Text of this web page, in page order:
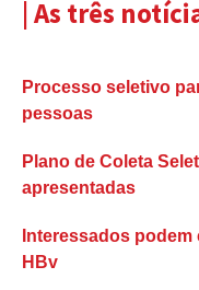
| As três
Processo seletivo
pessoas
Plano de Coleta
apresentadas
Interessados
HBv